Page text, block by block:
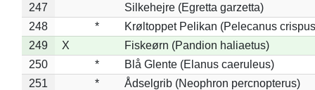
247
Silkehejre (Egretta garzetta)
248
*
Krøltoppet Pelikan (Pelecanus
249
X
Fiskeørn (Pandion haliaetus)
250
*
Blå Glente (Elanus caeruleus)
251
*
Ådselgrib (Neophron percnopterus)